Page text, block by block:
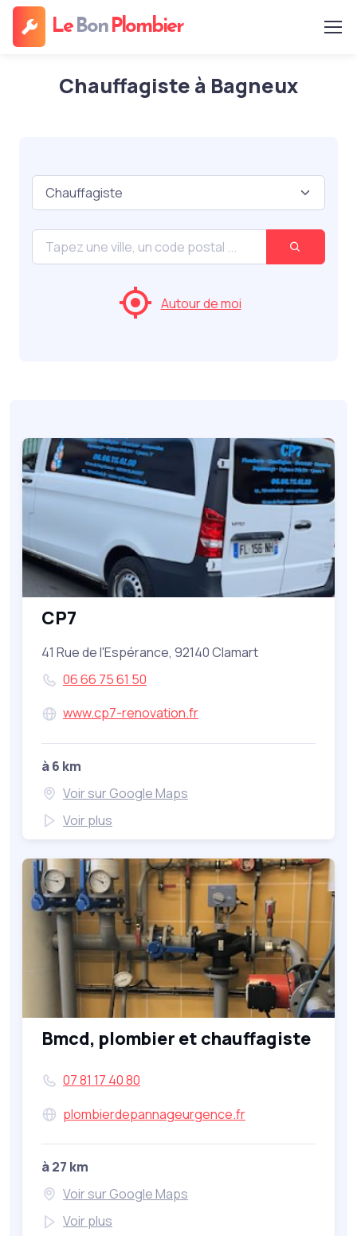
Le Bon Plombier
Chauffagiste à Bagneux
Autour de moi
CP7
41 Rue de l'Espérance, 92140 Clamart
06 66 75 61 50
www.cp7-renovation.fr
à 6 km
Voir sur Google Maps
Voir plus
Bmcd, plombier et chauffagiste
07 81 17 40 80
plombierdepannageurgence.fr
à 27 km
Voir sur Google Maps
Voir plus